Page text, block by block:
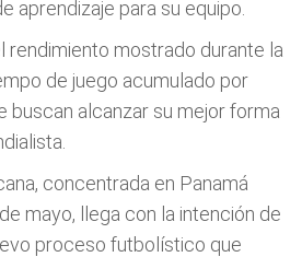
aprendizaje para su equipo.
rendimiento mostrado durante la
de juego acumulado por
buscan alcanzar su mejor forma
concentrada en Panamá
mayo, llega con la intención de
proceso futbolístico que